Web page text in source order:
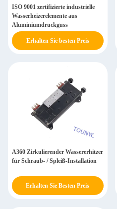
ISO 9001 zertifizierte industrielle
Wasserheizerelemente aus
Aluminiumdruckguss
Erhalten Sie besten Preis
A360 Zirkulierender Wassererhitzer
für Schraub- / Spleiß-Installation
Erhalten Sie Besten Preis